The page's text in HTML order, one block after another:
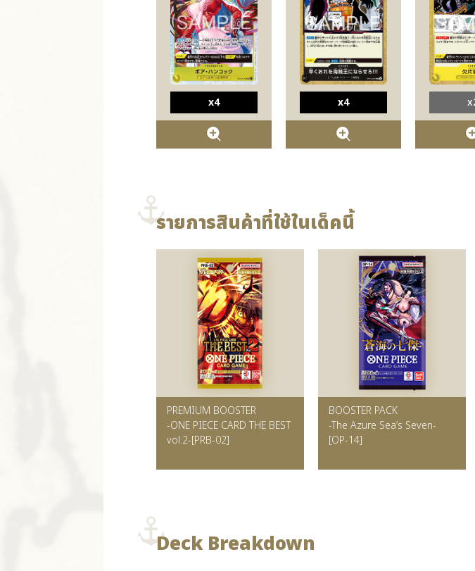
x4 x4
รายการสินค้าที่ใช้ในเด็คนี้
PREMIUM BOOSTER
-ONE PIECE CARD THE BEST
vol.2-[PRB-02]
BOOSTER PACK
-The Azure Sea’s Seven-
[OP-14]
Deck Breakdown